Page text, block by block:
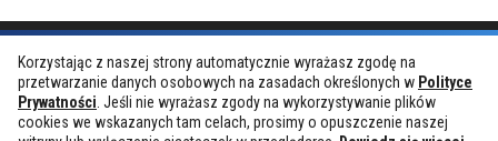
GamesHunt.pl © 2019. Wszelkie prawa zastrzeżone.
Korzystając z naszej strony automatycznie wyrażasz zgodę na
przetwarzanie danych osobowych na zasadach określonych w Polityce
Prywatności . Jeśli nie wyrażasz zgody na wykorzystywanie plików
cookies we wskazanych tam celach, prosimy o opuszczenie naszej